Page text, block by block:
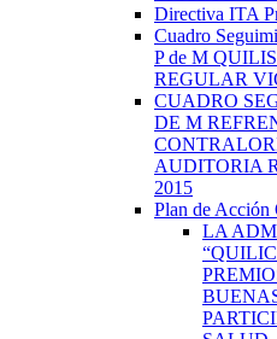
Directiva ITA
Cuadro
P de M
REGULAR
CUADRO
DE M
AUDITORIA
2015
Plan de Acción
LA